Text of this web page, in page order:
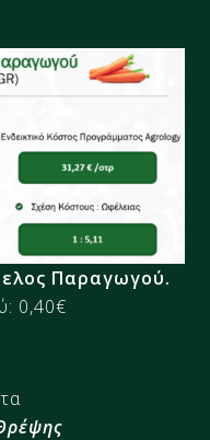
Παραγωγού​​.
0,40€